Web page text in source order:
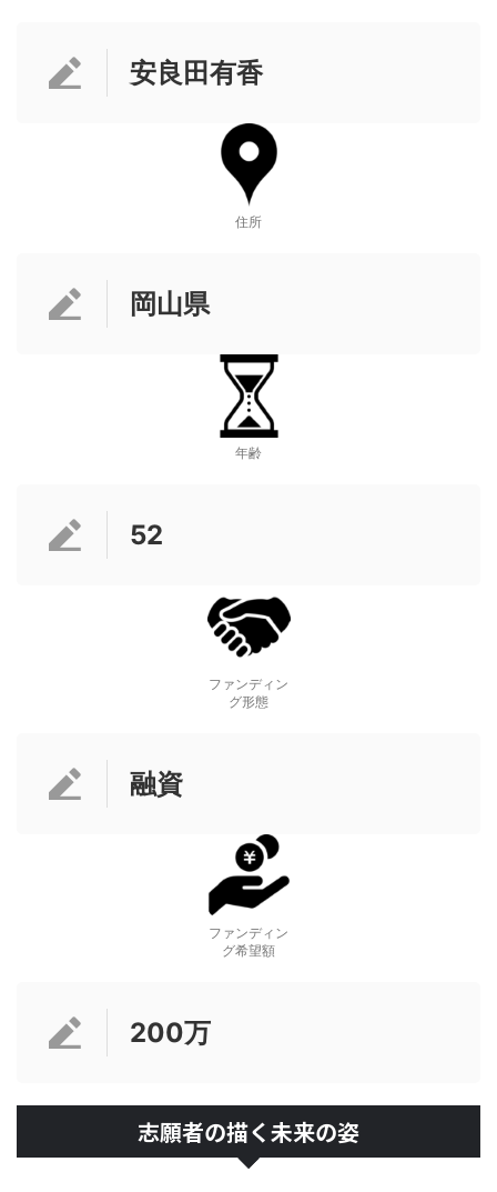
安良田有香
住所
岡山県
年齢
52
ファンディン
グ形態
融資
ファンディン
グ希望額
200万
志願者の描く未来の姿